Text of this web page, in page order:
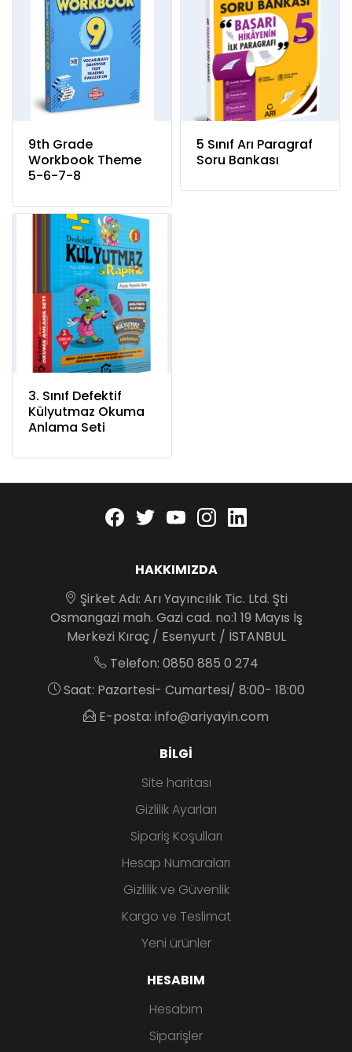
9th Grade
Workbook Theme
5-6-7-8
5 Sınıf Arı Paragraf
Soru Bankası
3. Sınıf Defektif
Külyutmaz Okuma
Anlama Seti
Facebook
twitteryoutubeinstagram
HAKKIMIZDA
Şirket Adı: Arı Yayıncılık Tic. Ltd. Şti
Osmangazi mah. Gazi cad. no:1 19 Mayıs İş
Merkezi Kıraç / Esenyurt / İSTANBUL
Telefon: 0850 885 0 274
Saat: Pazartesi- Cumartesi/ 8:00- 18:00
E-posta: info@ariyayin.com
BILGI
Site haritası
Gizlilik Ayarları
Sipariş Koşulları
Hesap Numaraları
Gizlilik ve Güvenlik
Kargo ve Teslimat
Yeni ürünler
HESABIM
Hesabım
Siparişler